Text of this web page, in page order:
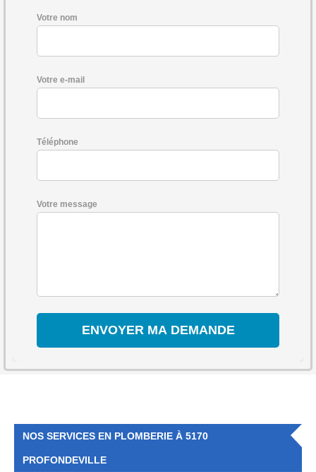
Votre nom
Votre e-mail
Téléphone
Votre message
NOS SERVICES EN PLOMBERIE À 5170
PROFONDEVILLE